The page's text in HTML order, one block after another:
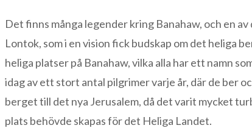
Det finns många legender kring Banahaw, och en
Lontok, som i en vision fick budskap om det heliga
heliga platser på Banahaw, vilka alla har ett namn
idag av ett stort antal pilgrimer varje år, där de ber
berget till det nya Jerusalem, då det varit mycket
plats behövde skapas för det Heliga Landet.